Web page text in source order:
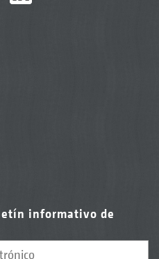
informativo de